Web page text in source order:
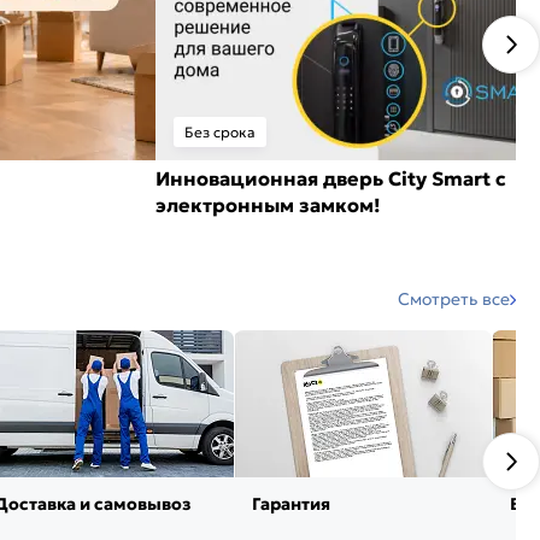
Без срока
Инновационная дверь City Smart с
электронным замком!
Смотреть все
и самовывоз Гарантия